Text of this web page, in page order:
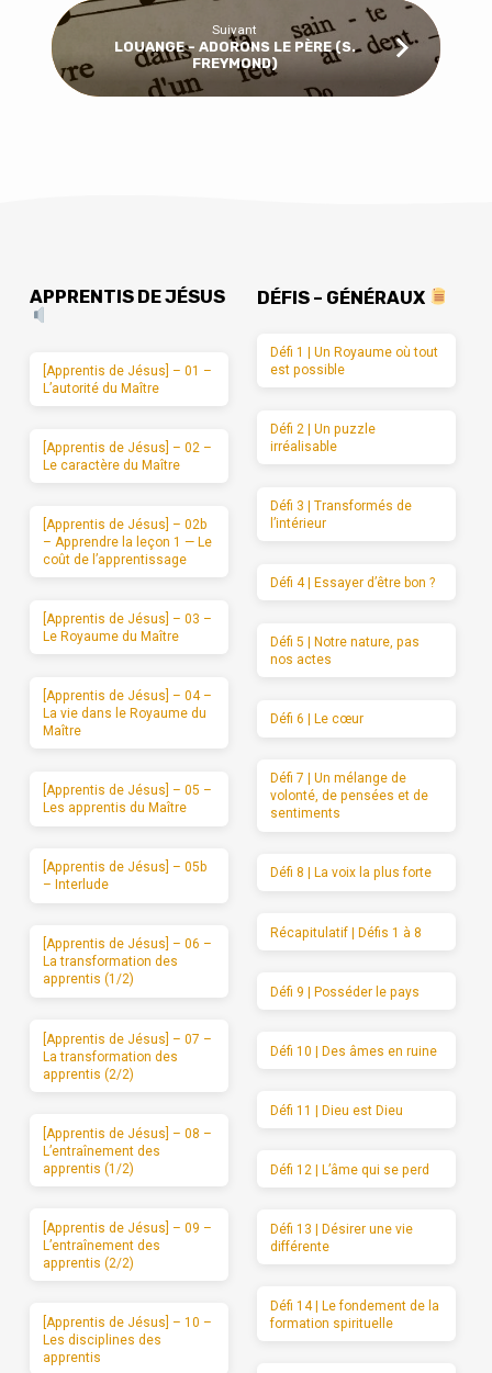
Suivant
LOUANGE - ADORONS LE PÈRE (S.
FREYMOND)
APPRENTIS DE JÉSUS
[Apprentis de Jésus] – 01 –
L’autorité du Maître
[Apprentis de Jésus] – 02 –
Le caractère du Maître
[Apprentis de Jésus] – 02b
– Apprendre la leçon 1 — Le
coût de l’apprentissage
[Apprentis de Jésus] – 03 –
Le Royaume du Maître
[Apprentis de Jésus] – 04 –
La vie dans le Royaume du
Maître
[Apprentis de Jésus] – 05 –
Les apprentis du Maître
[Apprentis de Jésus] – 05b
– Interlude
[Apprentis de Jésus] – 06 –
La transformation des
apprentis (1/2)
[Apprentis de Jésus] – 07 –
La transformation des
apprentis (2/2)
[Apprentis de Jésus] – 08 –
L’entraînement des
apprentis (1/2)
[Apprentis de Jésus] – 09 –
L’entraînement des
apprentis (2/2)
[Apprentis de Jésus] – 10 –
Les disciplines des
apprentis
DÉFIS – GÉNÉRAUX
Défi 1 | Un Royaume où tout
est possible
Défi 2 | Un puzzle
irréalisable
Défi 3 | Transformés de
l’intérieur
Défi 4 | Essayer d’être bon ?
Défi 5 | Notre nature, pas
nos actes
Défi 6 | Le cœur
Défi 7 | Un mélange de
volonté, de pensées et de
sentiments
Défi 8 | La voix la plus forte
Récapitulatif | Défis 1 à 8
Défi 9 | Posséder le pays
Défi 10 | Des âmes en ruine
Défi 11 | Dieu est Dieu
Défi 12 | L’âme qui se perd
Défi 13 | Désirer une vie
différente
Défi 14 | Le fondement de la
formation spirituelle